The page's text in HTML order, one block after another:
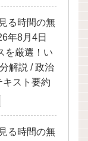
る時間の無
年8月4日
を厳選！い
解説 / 政治
キスト要約
る時間の無